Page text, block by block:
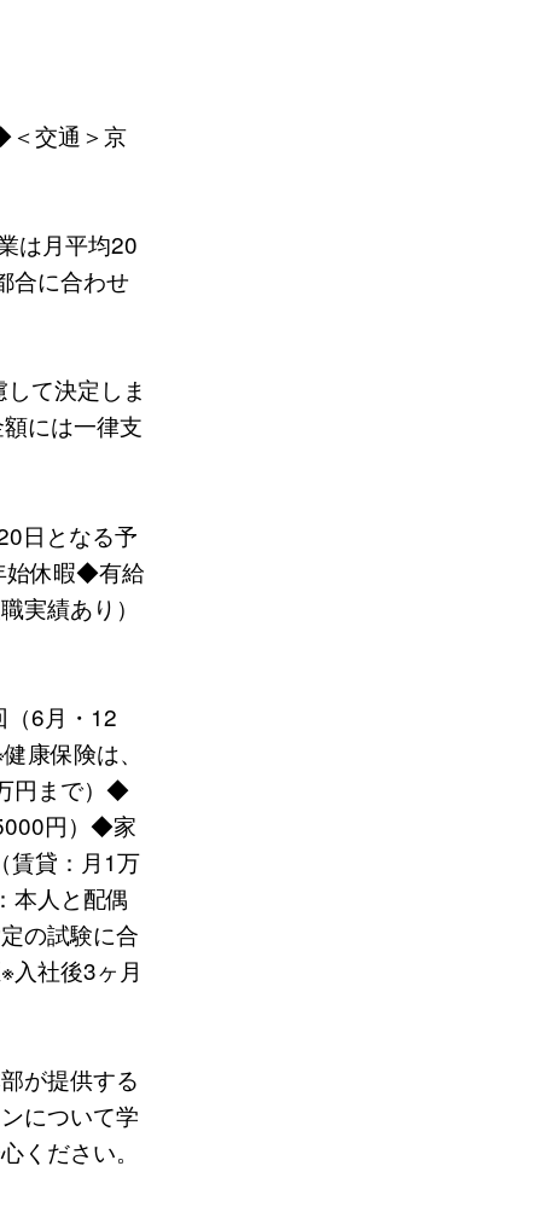
交通＞京
は月平均20
合に合わせ
て決定しま
には一律支
日となる予
休暇◆有給
実績あり）
6月・12
康保険は、
円まで）◆
円）◆家
賃貸：月1万
本人と配偶
の試験に合
入社後3ヶ月
が提供する
について学
ください。